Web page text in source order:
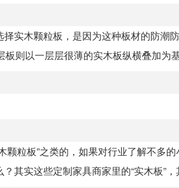
实木颗粒板，是因为这种板材的防潮
则以一层层很薄的实木板纵横叠加为
粒板”之类的，如果对行业了解不多的
其实这些定制家具商家里的“实木板”，